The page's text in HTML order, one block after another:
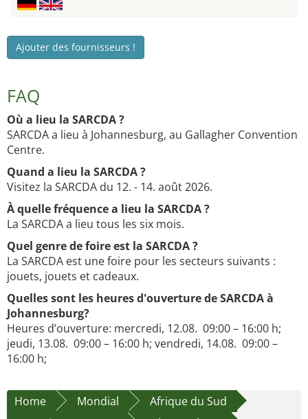
Ajouter des fournisseurs !
FAQ
Où a lieu la SARCDA ?
SARCDA a lieu à Johannesburg, au Gallagher Convention
Centre.
Quand a lieu la SARCDA ?
Visitez la SARCDA du 12. - 14. août 2026.
À quelle fréquence a lieu la SARCDA ?
La SARCDA a lieu tous les six mois.
Quel genre de foire est la SARCDA ?
La SARCDA est une foire pour les secteurs suivants :
jouets, jouets et cadeaux.
Quelles sont les heures d'ouverture de SARCDA à
Johannesburg?
Heures d’ouverture: mercredi, 12.08. 09:00 – 16:00 h;
jeudi, 13.08. 09:00 – 16:00 h; vendredi, 14.08. 09:00 –
16:00 h;
Home Mondial
Afrique du Sud